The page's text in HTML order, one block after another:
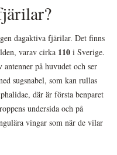
dagaktiva fjärilar. Det finns
varav cirka 110 i Sverige.
på huvudet och ser
sugsnabel, som kan rullas
där är första benparet
undersida och på
vingar som när de vilar